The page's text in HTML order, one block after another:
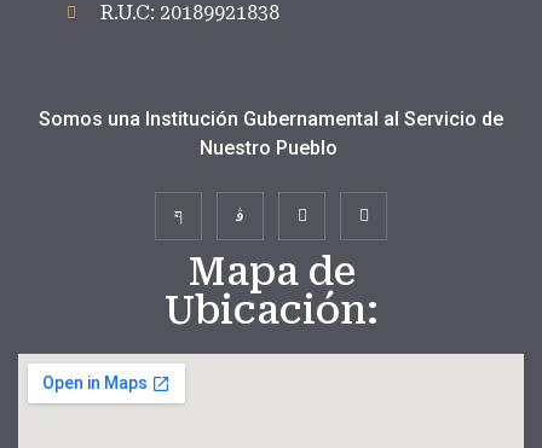
R.U.C: 20189921838
Somos una Institución Gubernamental al Servicio de
Nuestro Pueblo
Mapa de
Ubicación: